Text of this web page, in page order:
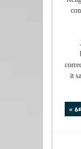
it
»